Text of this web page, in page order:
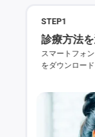
STEP1
診療方法
スマートフォ
をダウンロード